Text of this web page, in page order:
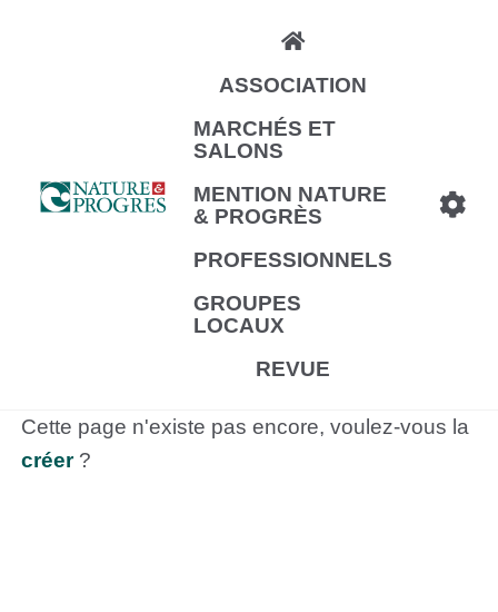
ASSOCIATION
MARCHÉS ET
SALONS
MENTION NATURE
& PROGRÈS
PROFESSIONNELS
GROUPES
LOCAUX
REVUE
Cette page n'existe pas encore, voulez-vous la
créer?